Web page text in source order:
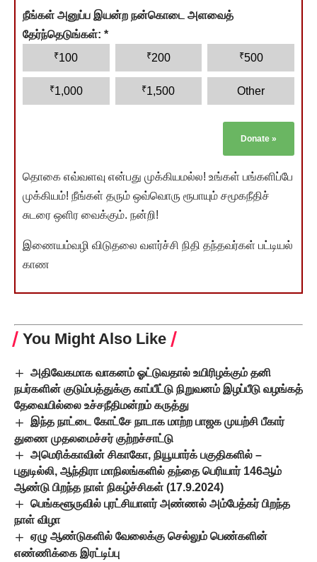
நீங்கள் அனுப்ப இயன்ற நன்கொடை அளவைத்
தேர்ந்தெடுங்கள்: *
₹100 ₹200 ₹500
₹1,000 ₹1,500 Other
Donate »
தொகை எவ்வளவு என்பது முக்கியமல்ல! உங்கள் பங்களிப்பே
முக்கியம்! நீங்கள் தரும் ஒவ்வொரு ரூபாயும் சமூகநீதிச்
சுடரை ஒளிர வைக்கும். நன்றி!
இணையம்வழி விடுதலை வளர்ச்சி நிதி தந்தவர்கள் பட்டியல்
காண
You Might Also Like
அதிவேகமாக வாகனம் ஓட்டுவதால் உயிரிழக்கும் தனி
நபர்களின் குடும்பத்துக்கு காப்பீட்டு நிறுவனம் இழப்பீடு வழங்கத்
தேவையில்லை உச்சநீதிமன்றம் கருத்து
இந்த நாட்டை கோட்சே நாடாக மாற்ற பாஜக முயற்சி பீகார்
துணை முதலமைச்சர் குற்றச்சாட்டு
அமெரிக்காவின் சிகாகோ, நியூயார்க் பகுதிகளில் –
புதுடில்லி, ஆந்திரா மாநிலங்களில் தந்தை பெரியார் 146ஆம்
ஆண்டு பிறந்த நாள் நிகழ்ச்சிகள் (17.9.2024)
பெங்களூருவில் புரட்சியாளர் அண்ணல் அம்பேத்கர் பிறந்த
நாள் விழா
ஏழு ஆண்டுகளில் வேலைக்கு செல்லும் பெண்களின்
எண்ணிக்கை இரட்டிப்பு